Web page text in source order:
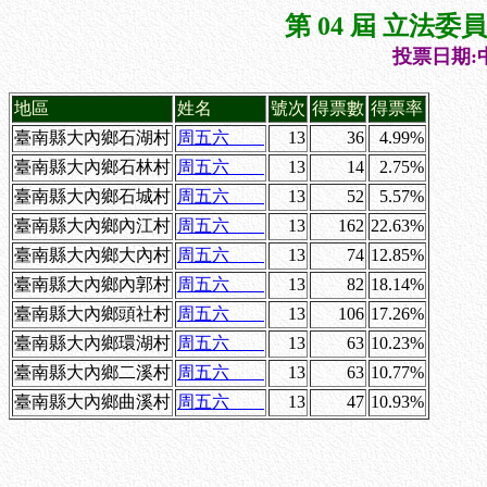
第 04 屆 立法委
投票日期:
地區 姓名 號次 得票數 得票率
臺南縣大內鄉石湖村 周五六 13 36
4.99%
臺南縣大內鄉石林村 周五六 13 14
2.75%
臺南縣大內鄉石城村 周五六 13 52
5.57%
臺南縣大內鄉內江村 周五六 13 162 22.63%
臺南縣大內鄉大內村 周五六 13 74 12.85%
臺南縣大內鄉內郭村 周五六 13 82 18.14%
臺南縣大內鄉頭社村 周五六 13 106 17.26%
臺南縣大內鄉環湖村 周五六 13 63 10.23%
臺南縣大內鄉二溪村 周五六 13 63 10.77%
臺南縣大內鄉曲溪村 周五六 13 47 10.93%